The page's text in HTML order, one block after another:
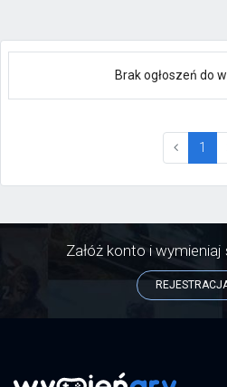
Brak ogłoszeń do
1
Załóż konto i wymieniaj